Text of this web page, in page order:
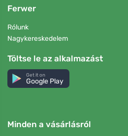
Ferwer
Rólunk
Nagykereskedelem
Töltse le az alkalmazást
Get it on
Google Play
Minden a vásárlásról